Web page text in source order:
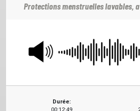
Protections menstruelles lavables,
Durée: